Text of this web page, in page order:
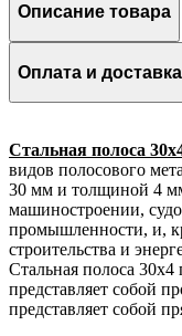
Описание товара
Оплата и доставка
Стальная полоса
видов полосового
30 мм и толщиной 4
машиностроении,
промышленности, и,
строительства и
Стальная полоса 30х4
представляет собой
представляет собой